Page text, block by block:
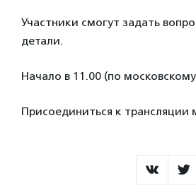
Участники смогут задать
детали.
Начало в 11.00 (по
Присоединиться к трансляции